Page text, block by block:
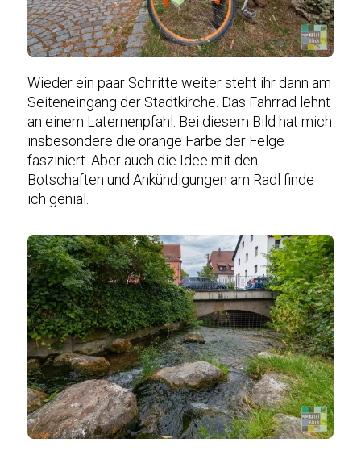
Wieder ein paar Schritte weiter steht ihr dann am
Seiteneingang der Stadtkirche. Das Fahrrad lehnt
an einem Laternenpfahl. Bei diesem Bild hat mich
insbesondere die orange Farbe der Felge
fasziniert. Aber auch die Idee mit den
Botschaften und Ankündigungen am Radl finde
ich genial.